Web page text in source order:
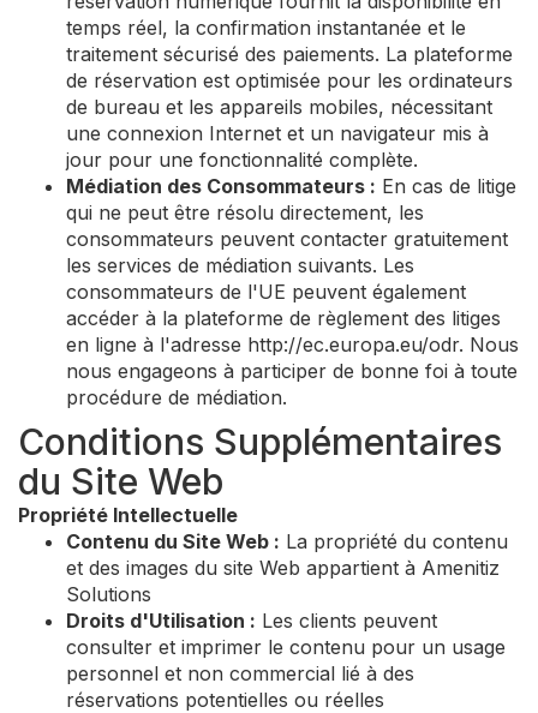
temps réel, la confirmation instantanée et le
traitement sécurisé des paiements. La plateforme
de réservation est optimisée pour les ordinateurs
de bureau et les appareils mobiles, nécessitant
une connexion Internet et un navigateur mis à
jour pour une fonctionnalité complète.
Médiation des Consommateurs : En cas de litige
qui ne peut être résolu directement, les
consommateurs peuvent contacter gratuitement
les services de médiation suivants. Les
consommateurs de l'UE peuvent également
accéder à la plateforme de règlement des litiges
en ligne à l'adresse http://ec.europa.eu/odr. Nous
nous engageons à participer de bonne foi à toute
procédure de médiation.
Conditions Supplémentaires
du Site Web
Propriété Intellectuelle
Contenu du Site Web : La propriété du contenu
et des images du site Web appartient à Amenitiz
Solutions
Droits d'Utilisation : Les clients peuvent
consulter et imprimer le contenu pour un usage
personnel et non commercial lié à des
réservations potentielles ou réelles